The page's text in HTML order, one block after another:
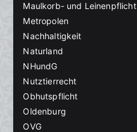
Maulkorb- und Leinenpflicht
Metropolen
Nachhaltigkeit
Naturland
NHundG
Nutztierrecht
Obhutspflicht
Oldenburg
OVG